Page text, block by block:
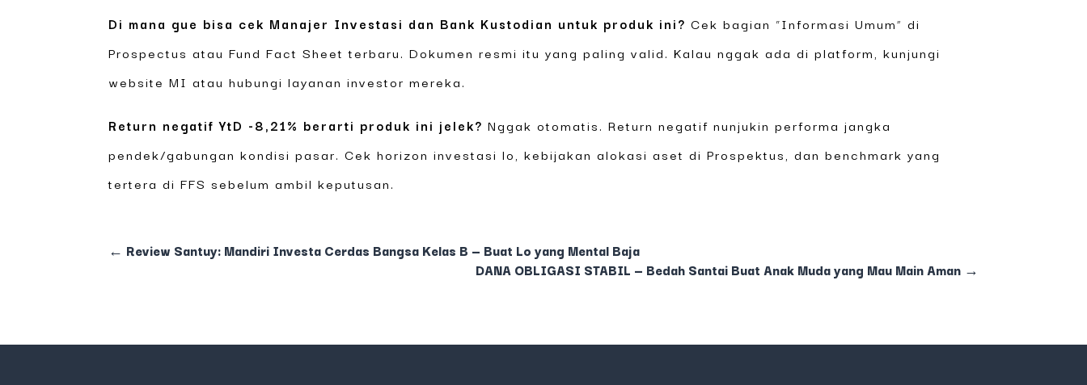
Di mana gue bisa cek Manajer Investasi dan Bank Kustodian untuk produk ini? Cek bagian “Informasi Umum” di
Prospectus atau Fund Fact Sheet terbaru. Dokumen resmi itu yang paling valid. Kalau nggak ada di platform, kunjungi
website MI atau hubungi layanan investor mereka.
Return negatif YtD -8,21% berarti produk ini jelek? Nggak otomatis. Return negatif nunjukin performa jangka
pendek/gabungan kondisi pasar. Cek horizon investasi lo, kebijakan alokasi aset di Prospektus, dan benchmark yang
tertera di FFS sebelum ambil keputusan.
← Review Santuy: Mandiri Investa Cerdas Bangsa Kelas B — Buat Lo yang Mental Baja
DANA OBLIGASI STABIL — Bedah Santai Buat Anak Muda yang Mau Main Aman→